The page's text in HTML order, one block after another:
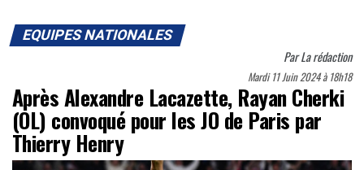
EQUIPES NATIONALES
ParLa rédaction
Mardi 11 Juin 2024 à 18h18
Après Alexandre Lacazette, Rayan Cherki
(OL) convoqué pour les JO de Paris par
Thierry Henry